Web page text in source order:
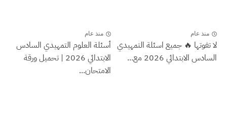
منذ عام
لا تفوتها 🔥 جميع اسئلة التمهيدي
السادس الابتدائي 2026 مع...
منذ عام
أسئلة العلوم التمهيدي السادس
الابتدائي 2026 | تحميل ورقة
الامتحان...